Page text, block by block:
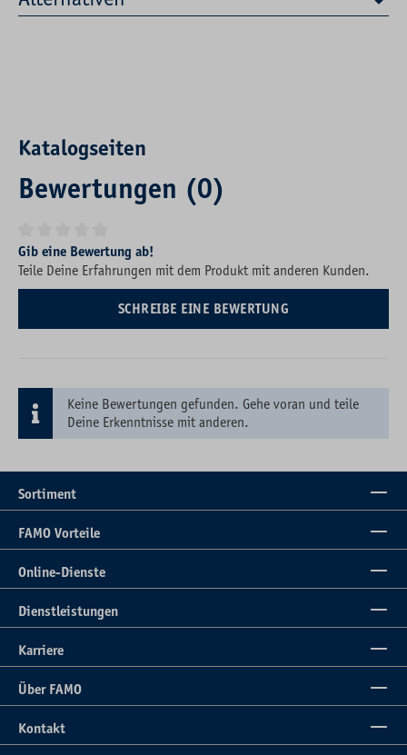
Katalogseiten
Bewertungen (0)
Durchschnittliche Bewertung von 0 von 5 Sternen
Gib eine Bewertung ab!
Teile Deine Erfahrungen mit dem Produkt mit anderen Kunden.
SCHREIBE EINE BEWERTUNG
Keine Bewertungen gefunden. Gehe voran und teile
Deine Erkenntnisse mit anderen.
Sortiment
FAMO Vorteile
Online-Dienste
Dienstleistungen
Karriere
Über FAMO
Kontakt